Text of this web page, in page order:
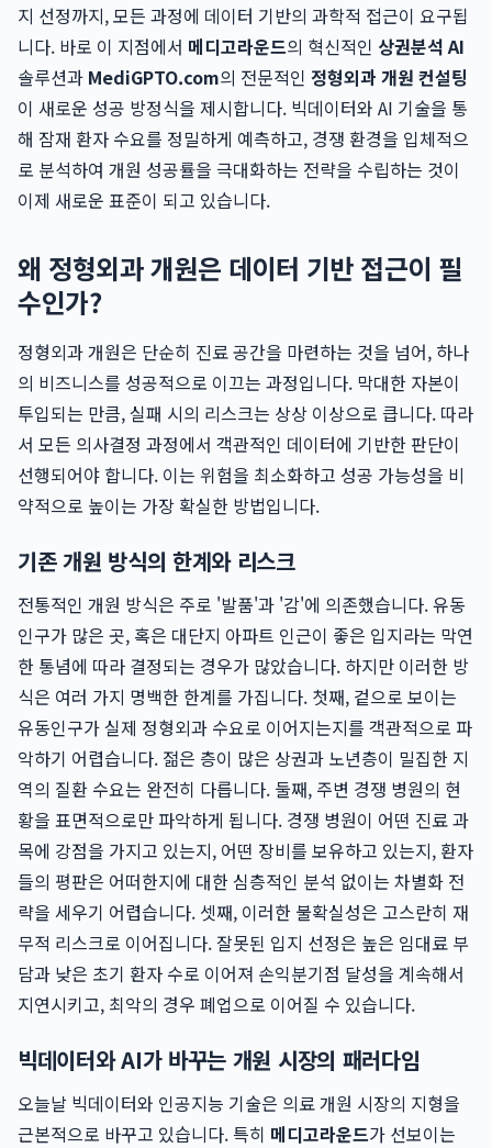
지 선정까지, 모든 과정에 데이터 기반의 과학적 접근이 요구됩
니다. 바로 이 지점에서 메디고라운드의 혁신적인 상권분석 AI
솔루션과 MediGPTO.com의 전문적인 정형외과 개원 컨설팅
이 새로운 성공 방정식을 제시합니다. 빅데이터와 AI 기술을 통
해 잠재 환자 수요를 정밀하게 예측하고, 경쟁 환경을 입체적으
로 분석하여 개원 성공률을 극대화하는 전략을 수립하는 것이
이제 새로운 표준이 되고 있습니다.
왜 정형외과 개원은 데이터 기반 접근이 필
수인가?
정형외과 개원은 단순히 진료 공간을 마련하는 것을 넘어, 하나
의 비즈니스를 성공적으로 이끄는 과정입니다. 막대한 자본이
투입되는 만큼, 실패 시의 리스크는 상상 이상으로 큽니다. 따라
서 모든 의사결정 과정에서 객관적인 데이터에 기반한 판단이
선행되어야 합니다. 이는 위험을 최소화하고 성공 가능성을 비
약적으로 높이는 가장 확실한 방법입니다.
기존 개원 방식의 한계와 리스크
전통적인 개원 방식은 주로 '발품'과 '감'에 의존했습니다. 유동
인구가 많은 곳, 혹은 대단지 아파트 인근이 좋은 입지라는 막연
한 통념에 따라 결정되는 경우가 많았습니다. 하지만 이러한 방
식은 여러 가지 명백한 한계를 가집니다. 첫째, 겉으로 보이는
유동인구가 실제 정형외과 수요로 이어지는지를 객관적으로 파
악하기 어렵습니다. 젊은 층이 많은 상권과 노년층이 밀집한 지
역의 질환 수요는 완전히 다릅니다. 둘째, 주변 경쟁 병원의 현
황을 표면적으로만 파악하게 됩니다. 경쟁 병원이 어떤 진료 과
목에 강점을 가지고 있는지, 어떤 장비를 보유하고 있는지, 환자
들의 평판은 어떠한지에 대한 심층적인 분석 없이는 차별화 전
략을 세우기 어렵습니다. 셋째, 이러한 불확실성은 고스란히 재
무적 리스크로 이어집니다. 잘못된 입지 선정은 높은 임대료 부
담과 낮은 초기 환자 수로 이어져 손익분기점 달성을 계속해서
지연시키고, 최악의 경우 폐업으로 이어질 수 있습니다.
빅데이터와 AI가 바꾸는 개원 시장의 패러다임
오늘날 빅데이터와 인공지능 기술은 의료 개원 시장의 지형을
근본적으로 바꾸고 있습니다. 특히 메디고라운드가 선보이는